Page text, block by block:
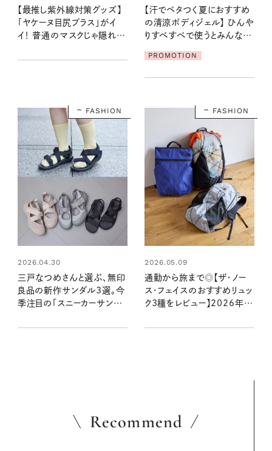
【最推し紫外線対策グッズ】
「ヤケーヌ目尻プラス」がイ
イ！ 普通のマスクじゃ隠れな
ンを守ってUVケア
【汗でベタつく夏におすすめ
の清涼ボディジェル】 ひんや
りすべすべで使うとみんなお
PROMOTION
FASHION
2026.04.30
三戸なつめさんと選ぶ、無印
良品の新作サンダル3選。今
季注目の「スニーカーサンダ
FASHION
2026.05.09
通勤から旅まで◎【ザ・ノー
ス・フェイスのおすすめリュッ
ク3種をレビュー】2026年注
⼒・使い⼼地をチェック
Recommend